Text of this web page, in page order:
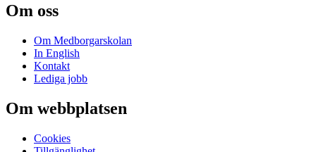
Om oss
Om Medborgarskolan
In English
Kontakt
Lediga jobb
Om webbplatsen
Cookies